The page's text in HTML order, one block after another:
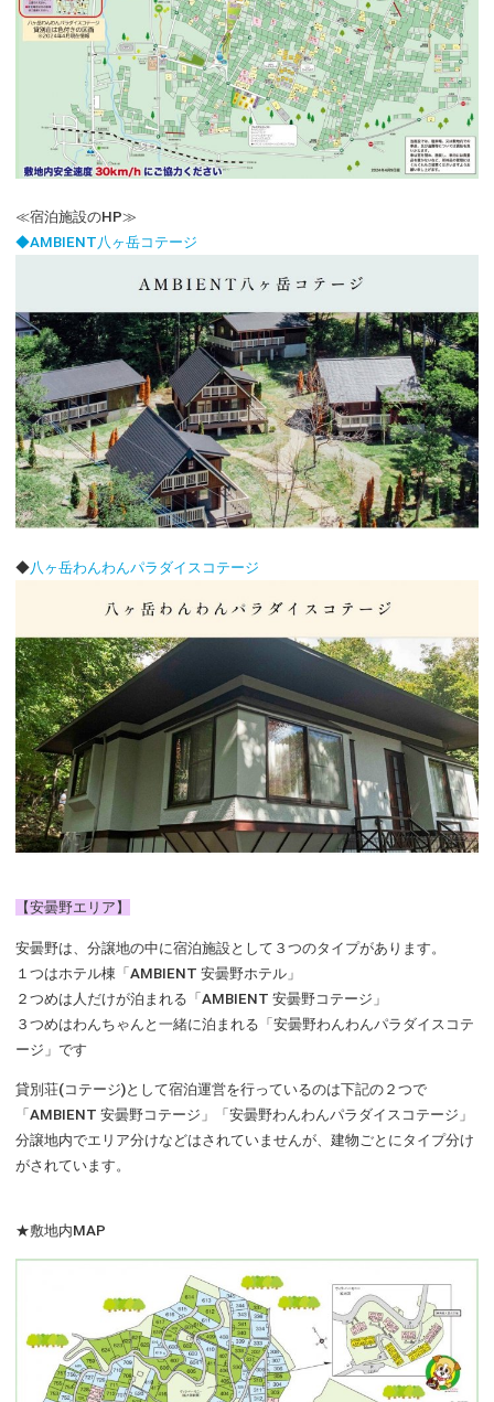
≪宿泊施設のHP≫
◆AMBIENT八ヶ岳コテージ
◆八ヶ岳わんわんパラダイスコテージ
【安曇野エリア】
安曇野は、分譲地の中に宿泊施設として３つのタイプがあります。
１つはホテル棟「AMBIENT 安曇野ホテル」
２つめは人だけが泊まれる「AMBIENT 安曇野コテージ」
３つめはわんちゃんと一緒に泊まれる「安曇野わんわんパラダイスコテ
ージ」です
貸別荘(コテージ)として宿泊運営を行っているのは下記の２つで
「AMBIENT 安曇野コテージ」「安曇野わんわんパラダイスコテージ」
分譲地内でエリア分けなどはされていませんが、建物ごとにタイプ分け
がされています。
★敷地内MAP